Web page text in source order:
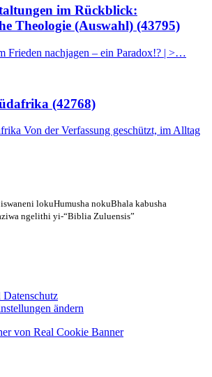
im Rückblick:
Theologie (Auswahl) (43795)
Frieden nachjagen – ein Paradox!? | >…
(42768)
Von der Verfassung geschützt, im Alltag
lokuHumusha nokuBhala kabusha
ngelithi yi-“Biblia Zuluensis”
Datenschutz
ändern
von Real Cookie Banner